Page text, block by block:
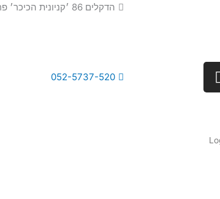
הדקלים 86 ׳קניונית הכיכר׳ פרדס חנה
052-5737-520